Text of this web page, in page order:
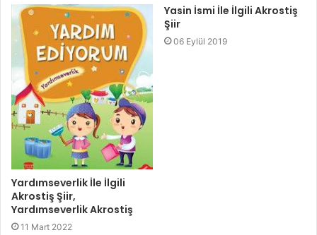
Yardımseverlik İle İlgili
Akrostiş Şiir,
Yardımseverlik Akrostiş
11 Mart 2022
Yasin İsmi İle İlgili Akrostiş
Şiir
06 Eylül 2019